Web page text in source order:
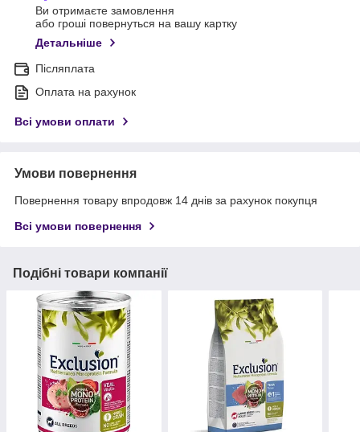
Ви отримаєте замовлення
або гроші повернуться на вашу картку
Детальніше
Післяплата
Оплата на рахунок
Всі умови оплати
Умови повернення
Повернення товару впродовж 14 днів за рахунок покупця
Всі умови повернення
Подібні товари компанії